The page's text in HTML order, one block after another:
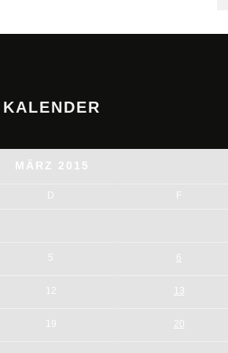
KALENDER
MÄRZ 2015
D F
5 6
12 13
19 20